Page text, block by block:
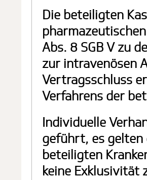
Die beteiligten
Abs. 8 SGB V zu
zur intravenösen
Vertragsschluss
Verfahrens der
Individuelle
geführt, es gelten
beteiligten
keine Exklusivität